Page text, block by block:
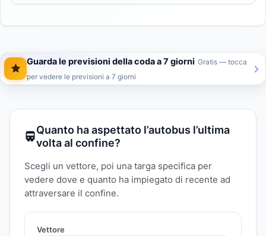
Guarda le previsioni della coda a 7 giorni Gratis — tocca
per vedere le previsioni a 7 giorni
Quanto ha aspettato l’autobus l’ultima
volta al confine?
Scegli un vettore, poi una targa specifica per
vedere dove e quanto ha impiegato di recente ad
attraversare il confine.
Vettore